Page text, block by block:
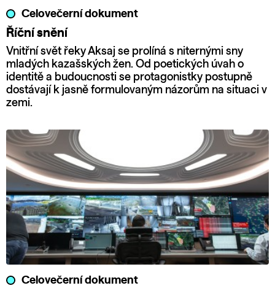
Celovečerní dokument
Říční snění
Vnitřní svět řeky Aksaj se prolíná s niternými sny
mladých kazašských žen. Od poetických úvah o
identitě a budoucnosti se protagonistky postupně
dostávají k jasně formulovaným názorům na situaci v
zemi.
Celovečerní dokument